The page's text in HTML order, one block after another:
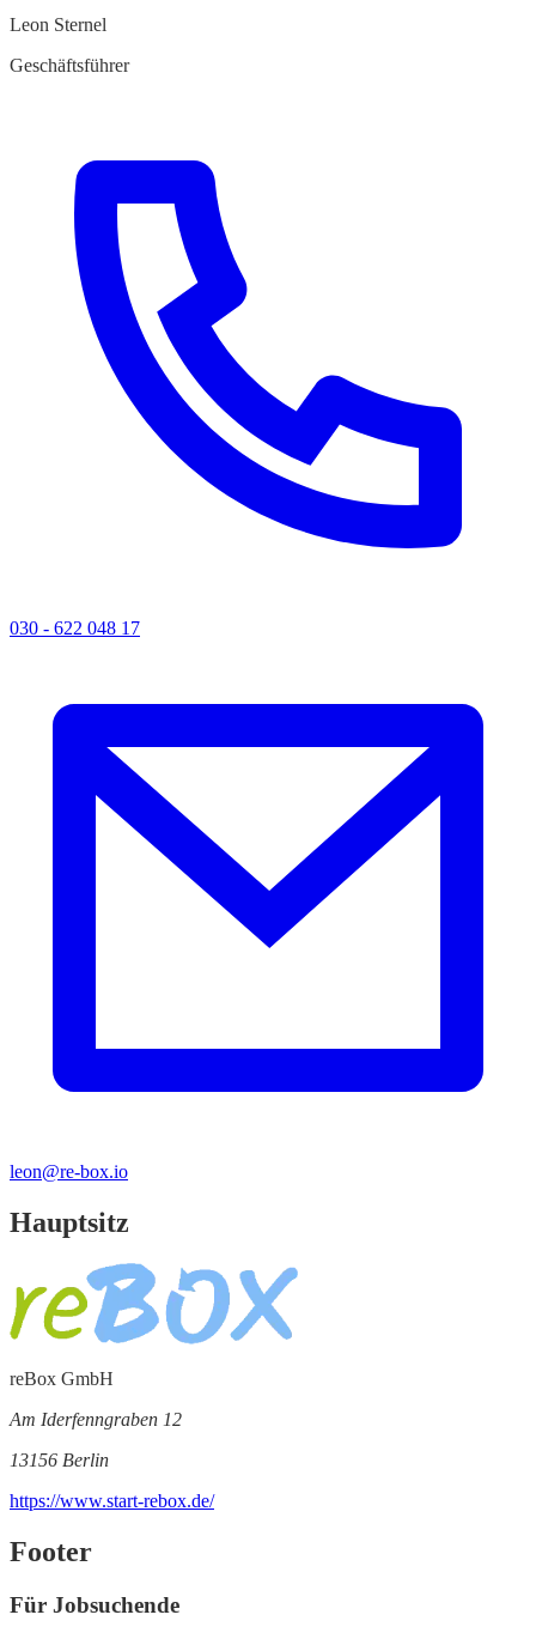
Leon Sternel
Geschäftsführer
030 - 622 048 17
leon@re-box.io
Hauptsitz
reBox GmbH
Am Iderfenngraben 12
13156 Berlin
https://www.start-rebox.de/
Footer
Für Jobsuchende